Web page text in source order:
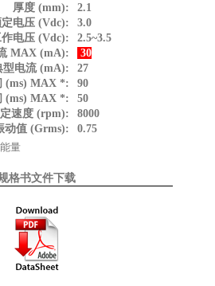
厚度 (mm):
2.1
电压 (Vdc):
3.0
电压 (Vdc):
2.5~3.5
MAX (mA):
30
型电流 (mA):
27
(ms) MAX *:
90
(ms) MAX *:
50
速度 (rpm):
8000
动值 (Grms):
0.75
量
格书文件下载